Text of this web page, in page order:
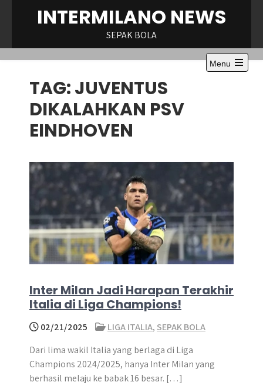
INTERMILANO NEWS
SEPAK BOLA
Menu
Open
TAG:JUVENTUS
DIKALAHKAN PSV
EINDHOVEN
Inter Milan Jadi Harapan Terakhir
Italia di Liga Champions!
02/21/2025 LIGA ITALIA, SEPAK BOLA
Dari lima wakil Italia yang berlaga di Liga
Champions 2024/2025, hanya Inter Milan yang
berhasil melaju ke babak 16 besar. […]